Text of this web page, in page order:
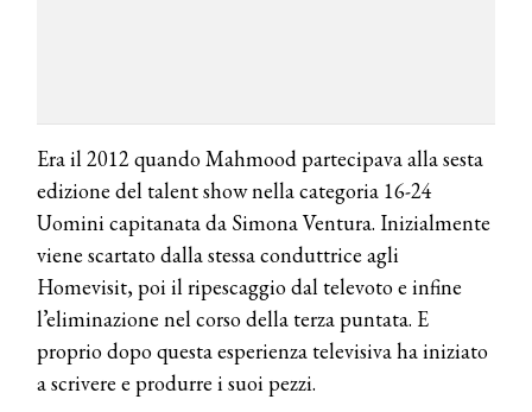
Era il 2012 quando Mahmood partecipava alla sesta
edizione del talent show nella categoria 16-24
Uomini capitanata da Simona Ventura. Inizialmente
viene scartato dalla stessa conduttrice agli
Homevisit, poi il ripescaggio dal televoto e infine
l’eliminazione nel corso della terza puntata. E
proprio dopo questa esperienza televisiva ha iniziato
a scrivere e produrre i suoi pezzi.